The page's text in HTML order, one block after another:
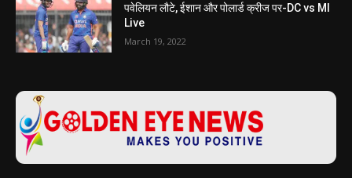
पवेलियन लौटे, ईशान और पोलार्ड क्रीज पर-DC vs MI
Live
March 19, 2022